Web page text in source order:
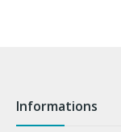
Informations